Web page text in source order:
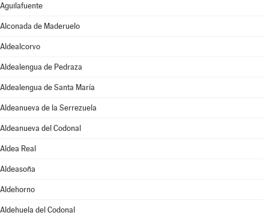
Aguilafuente
Alconada de Maderuelo
Aldealcorvo
Aldealengua de Pedraza
Aldealengua de Santa María
Aldeanueva de la Serrezuela
Aldeanueva del Codonal
Aldea Real
Aldeasoña
Aldehorno
Aldehuela del Codonal